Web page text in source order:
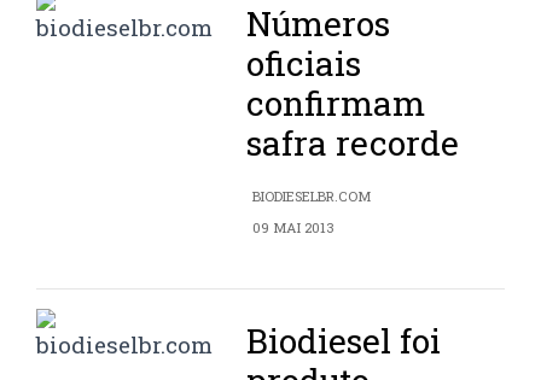
Números
oficiais
confirmam
safra recorde
BIODIESELBR.COM
09 MAI 2013
Biodiesel foi